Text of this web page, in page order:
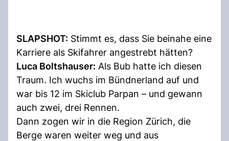
SLAPSHOT: Stimmt es, dass Sie beinahe eine
Karriere als Skifahrer angestrebt hätten?
Luca Boltshauser: Als Bub hatte ich diesen
Traum. Ich wuchs im Bündnerland auf und
war bis 12 im Skiclub Parpan – und gewann
auch zwei, drei Rennen.
Dann zogen wir in die Region Zürich, die
Berge waren weiter weg und aus